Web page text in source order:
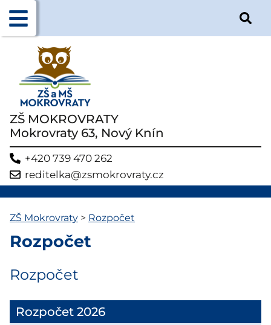
ZŠ MOKROVRATY
Mokrovraty 63, Nový Knín
+420 739 470 262
reditelka@zsmokrovraty.cz
ZŠ Mokrovraty > Rozpočet
Rozpočet
Rozpočet
Rozpočet 2026